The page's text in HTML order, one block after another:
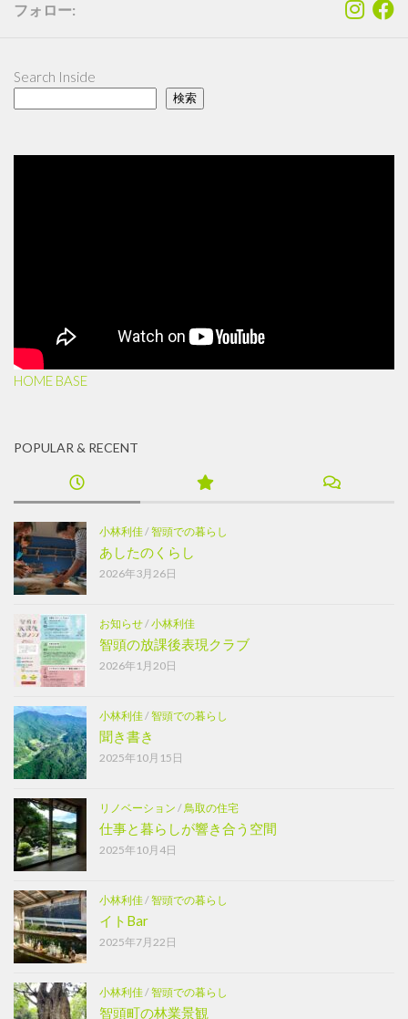
フォロー:
Search Inside
検索
HOME BASE
POPULAR & RECENT
小林利佳/智頭での暮らし
あしたのくらし
2026年3月26日
お知らせ/小林利佳
智頭の放課後表現クラブ
2026年1月20日
小林利佳/智頭での暮らし
聞き書き
2025年10月15日
リノベーション /鳥取の住宅
仕事と暮らしが響き合う空間
2025年10月4日
小林利佳/智頭での暮らし
イトBar
2025年7月22日
小林利佳/智頭での暮らし
智頭町の林業景観